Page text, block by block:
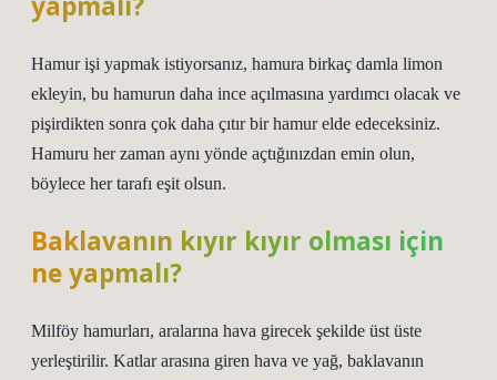
Hamur işi yapmak istiyorsanız, hamura birkaç damla limon
ekleyin, bu hamurun daha ince açılmasına yardımcı olacak ve
pişirdikten sonra çok daha çıtır bir hamur elde edeceksiniz.
Hamuru her zaman aynı yönde açtığınızdan emin olun,
böylece her tarafı eşit olsun.
Baklavanın kıyır kıyır olması için
ne yapmalı?
Milföy hamurları, aralarına hava girecek şekilde üst üste
yerleştirilir. Katlar arasına giren hava ve yağ, baklavanın